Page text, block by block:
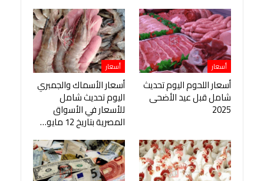
أسعار
أسعار اللحوم اليوم تحديث
شامل قبل عيد الأضحى
2025
أسعار
أسعار الأسماك والجمبري
اليوم تحديث شامل
للأسعار في الأسواق
المصرية بتاريخ 12 مايو…